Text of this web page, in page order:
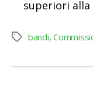
superiori
Tag bandi,